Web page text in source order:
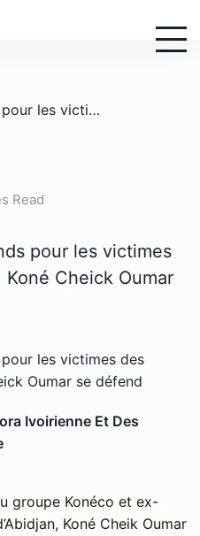
/ Détournement des fonds pour les victimes des déchets toxiques: Koné Cheick Oumar se défend
Read
pour les victimes
Cheick Oumar
Ivoirienne Et Des
groupe Konéco et ex-
Koné Cheik Oumar